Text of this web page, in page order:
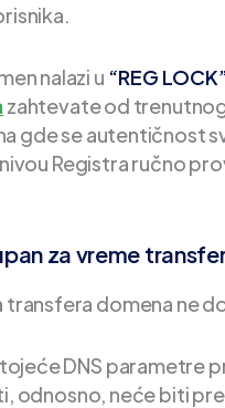
nalazi u “REG
zahtevate od
gde se autentičnost
Registra ručno
za vreme
domena ne
DNS parametre
odnosno, neće biti